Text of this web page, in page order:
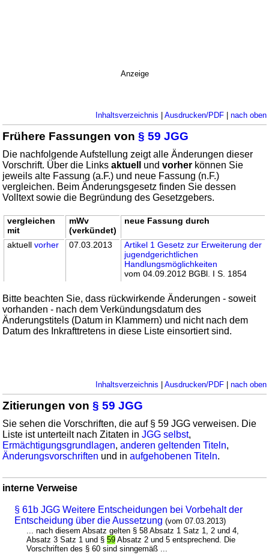
Anzeige
Inhaltsverzeichnis | Ausdrucken/PDF| nach oben
Frühere Fassungen von§ 59 JGG
Die nachfolgende Aufstellung zeigt alle Änderungen dieser
Vorschrift. Über die Linksaktuell undvorher können Sie
jeweils alte Fassung (a.F.) und neue Fassung (n.F.)
vergleichen. Beim Änderungsgesetz finden Sie dessen
Volltext sowie die Begründung des Gesetzgebers.
vergleichen
mit
mWv
(verkündet)
neue Fassung durch
aktuellvorher 07.03.2013
Artikel 1 Gesetz zur Erweiterung der
jugendgerichtlichen
Handlungsmöglichkeiten
vom 04.09.2012 BGBl. I S. 1854
Bitte beachten Sie, dass rückwirkende Änderungen - soweit
vorhanden - nach dem Verkündungsdatum des
Änderungstitels (Datum in Klammern) und nicht nach dem
Datum des Inkrafttretens in diese Liste einsortiert sind.
Inhaltsverzeichnis | Ausdrucken/PDF| nach oben
Zitierungen von§ 59 JGG
Sie sehen die Vorschriften, die auf § 59 JGG verweisen. Die
Liste ist unterteilt nach Zitaten inJGG selbst,
Ermächtigungsgrundlagen,anderen geltenden Titeln,
Änderungsvorschriften und inaufgehobenen Titeln.
interne Verweise
§ 61b JGG Weitere Entscheidungen bei Vorbehalt der
Entscheidung über die Aussetzung (vom 07.03.2013)
... nach diesem Absatz gelten § 58 Absatz 1 Satz 1, 2 und 4,
Absatz 3 Satz 1 und §59 Absatz 2 und 5 entsprechend. Die
Vorschriften des § 60 sind sinngemäß ...